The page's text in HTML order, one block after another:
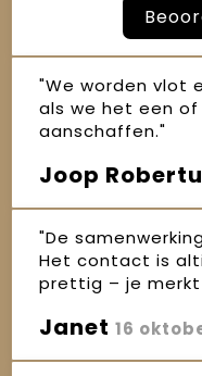
"We worden vlot
als we het een
aanschaffen."
Joop
"De
Het contact is
prettig – je
Janet 16